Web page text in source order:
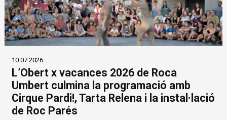
10.07.2026
L’Obert x vacances 2026 de Roca
Umbert culmina la programació amb
Cirque Pardi!, Tarta Relena i la instal·lació
de Roc Parés